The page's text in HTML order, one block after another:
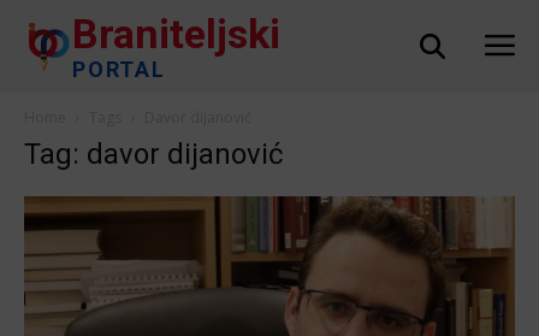
Braniteljski
PORTAL
Tag: davor dijanović